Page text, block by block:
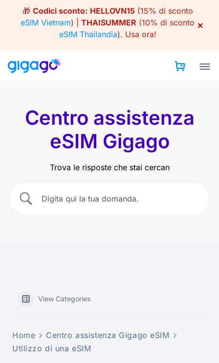
content
🎁 Codici sconto: HELLOVN15(15% di sconto
eSIM Vietnam) | THAISUMMER (10% di sconto
eSIM Thailandia). Usa ora!
×
Centro assistenza
eSIM Gigago
Trova le risposte che stai cercan
View Categories
Home
Centro assistenza Gigago eSIM
Utilizzo di una eSIM